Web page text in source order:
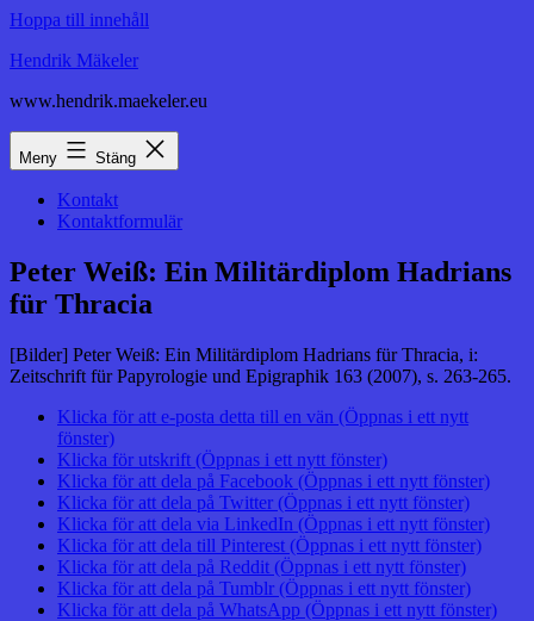
Hoppa till innehåll
Hendrik Mäkeler
www.hendrik.maekeler.eu
Meny Stäng
Kontakt
Kontaktformulär
Peter Weiß: Ein Militärdiplom Hadrians
für Thracia
[Bilder] Peter Weiß: Ein Militärdiplom Hadrians für Thracia, i:
Zeitschrift für Papyrologie und Epigraphik 163 (2007), s. 263-265.
Klicka för att e-posta detta till en vän (Öppnas i ett nytt
fönster)
Klicka för utskrift (Öppnas i ett nytt fönster)
Klicka för att dela på Facebook (Öppnas i ett nytt fönster)
Klicka för att dela på Twitter (Öppnas i ett nytt fönster)
Klicka för att dela via LinkedIn (Öppnas i ett nytt fönster)
Klicka för att dela till Pinterest (Öppnas i ett nytt fönster)
Klicka för att dela på Reddit (Öppnas i ett nytt fönster)
Klicka för att dela på Tumblr (Öppnas i ett nytt fönster)
Klicka för att dela på WhatsApp (Öppnas i ett nytt fönster)